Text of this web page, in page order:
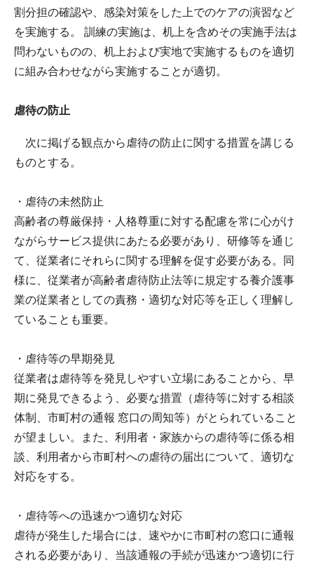
割分担の確認や、感染対策をした上でのケアの演習など
を実施する。 訓練の実施は、机上を含めその実施手法は
問わないものの、机上および実地で実施するものを適切
に組み合わせながら実施することが適切。
虐待の防止
次に掲げる観点から虐待の防止に関する措置を講じる
ものとする。
・虐待の未然防止
高齢者の尊厳保持・人格尊重に対する配慮を常に心がけ
ながらサービス提供にあたる必要があり、研修等を通じ
て、従業者にそれらに関する理解を促す必要がある。同
様に、従業者が高齢者虐待防止法等に規定する養介護事
業の従業者としての責務・適切な対応等を正しく理解し
ていることも重要。
・虐待等の早期発見
従業者は虐待等を発見しやすい立場にあることから、早
期に発見できるよう、必要な措置（虐待等に対する相談
体制、市町村の通報 窓口の周知等）がとられていること
が望ましい。また、利用者・家族からの虐待等に係る相
談、利用者から市町村への虐待の届出について、適切な
対応をする。
・虐待等への迅速かつ適切な対応
虐待が発生した場合には、速やかに市町村の窓口に通報
される必要があり、当該通報の手続が迅速かつ適切に行